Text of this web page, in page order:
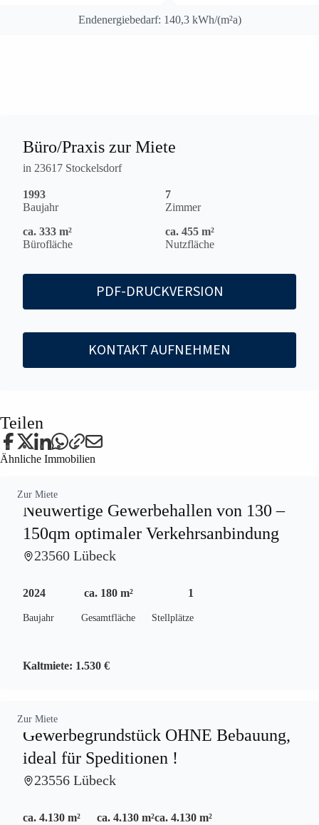
Endenergiebedarf: 140,3 kWh/(m²a)
Büro/Praxis zur Miete
in 23617 Stockelsdorf
1993
Baujahr
7
Zimmer
ca. 333 m²
Bürofläche
ca. 455 m²
Nutzfläche
PDF-DRUCKVERSION
KONTAKT AUFNEHMEN
Teilen
Ähnliche Immobilien
Zur Miete
Neuwertige Gewerbehallen von 130 –
150qm optimaler Verkehrsanbindung
23560 Lübeck
2024
Baujahr
ca. 180 m²
Gesamtfläche
1
Stellplätze
Kaltmiete: 1.530 €
Zur Miete
Gewerbegrundstück OHNE Bebauung,
ideal für Speditionen !
23556 Lübeck
ca. 4.130 m² ca. 4.130 m²ca. 4.130 m²